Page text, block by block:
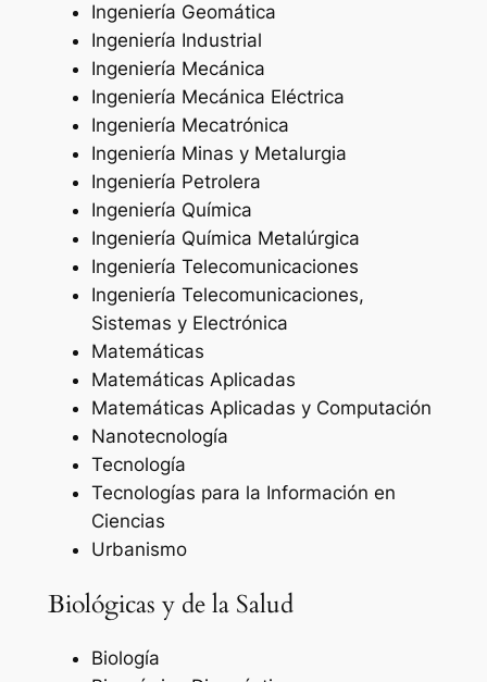
Ingeniería Geomática
Ingeniería Industrial
Ingeniería Mecánica
Ingeniería Mecánica Eléctrica
Ingeniería Mecatrónica
Ingeniería Minas y Metalurgia
Ingeniería Petrolera
Ingeniería Química
Ingeniería Química Metalúrgica
Ingeniería Telecomunicaciones
Ingeniería Telecomunicaciones,
Sistemas y Electrónica
Matemáticas
Matemáticas Aplicadas
Matemáticas Aplicadas y Computación
Nanotecnología
Tecnología
Tecnologías para la Información en
Ciencias
Urbanismo
Biológicas y de la Salud
Biología